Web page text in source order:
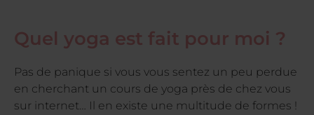
Quel yoga est fait pour moi ?
Pas de panique si vous vous sentez un peu perdue
en cherchant un cours de yoga près de chez vous
sur internet… Il en existe une multitude de formes !